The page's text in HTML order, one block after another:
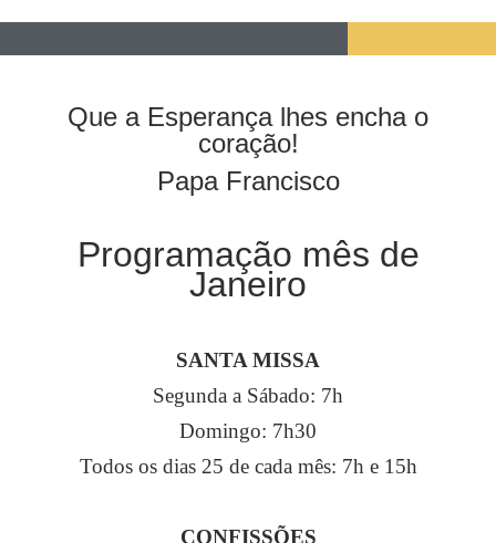
Que a Esperança lhes encha o
coração!
Papa Francisco
Programação mês de
Janeiro
SANTA MISSA
Segunda a Sábado: 7h
Domingo: 7h30
Todos os dias 25 de cada mês: 7h e 15h
CONFISSÕES